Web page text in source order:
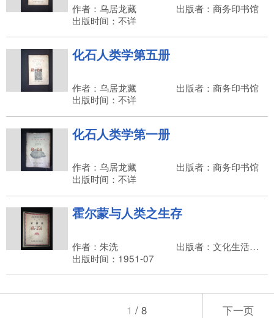
作者：乌居龙藏
出版者：商务印书馆
出版时间：不详
化石人类学第五册
作者：乌居龙藏
出版者：商务印书馆
出版时间：不详
化石人类学第一册
作者：乌居龙藏
出版者：商务印书馆
出版时间：不详
霍尔蒙与人类之生存
作者：朱洗
出版者：文化生活出版社
出版时间：1951-07
1 / 8 下一页